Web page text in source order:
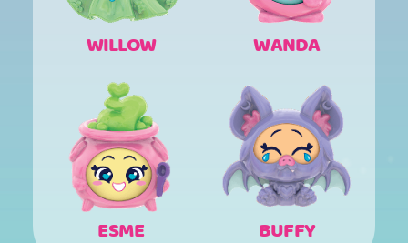
WILLOW WANDA
ESME BUFFY